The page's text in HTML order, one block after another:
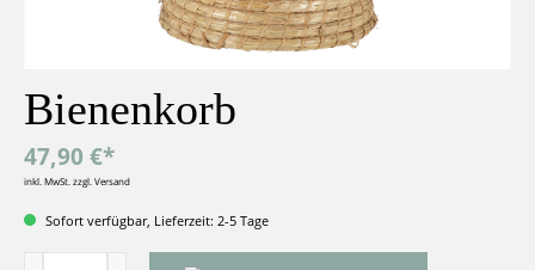
Bienenkorb
47,90 €*
inkl. MwSt. zzgl. Versand
Sofort verfügbar, Lieferzeit: 2-5 Tage